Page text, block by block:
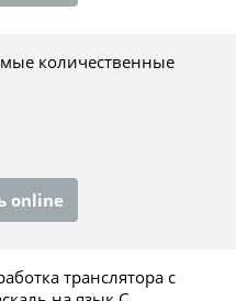
количественные
online
транслятора с